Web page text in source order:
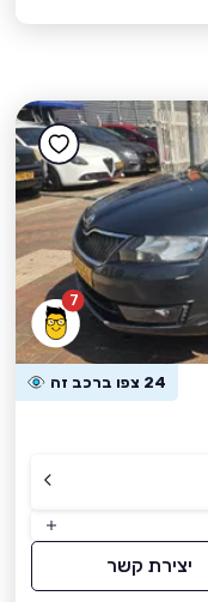
7
24 צפו ברכב זה
יצירת קשר